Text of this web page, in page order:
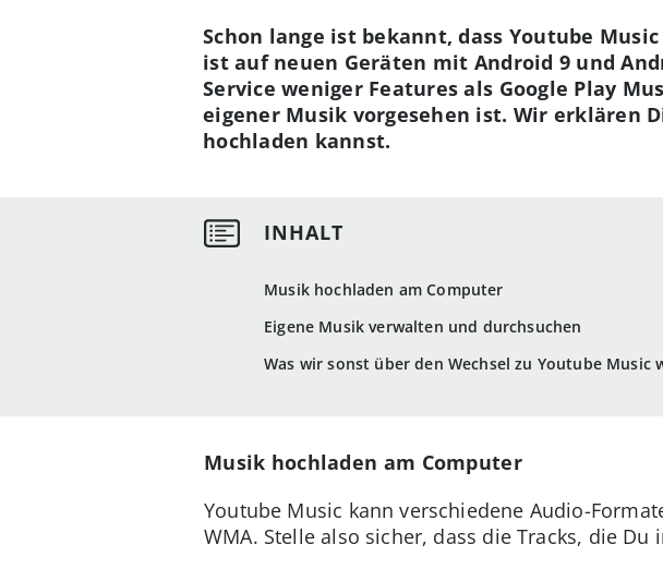
Musik hochladen am Computer
Eigene Musik verwalten und durchsuchen
Was wir sonst über den Wechsel zu Youtube Music
Schon lange ist bekannt, dass Youtube
ist auf neuen Geräten mit Android 9 und
Service weniger Features als Google Play
eigener Musik vorgesehen ist. Wir erklären
hochladen kannst.
Musik hochladen am Computer
Youtube Music kann verschiedene Audio-
WMA. Stelle also sicher, dass die Tracks, die